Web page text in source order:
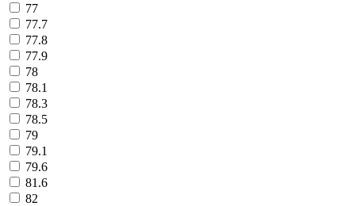
77
77.7
77.8
77.9
78
78.1
78.3
78.5
79
79.1
79.6
81.6
82